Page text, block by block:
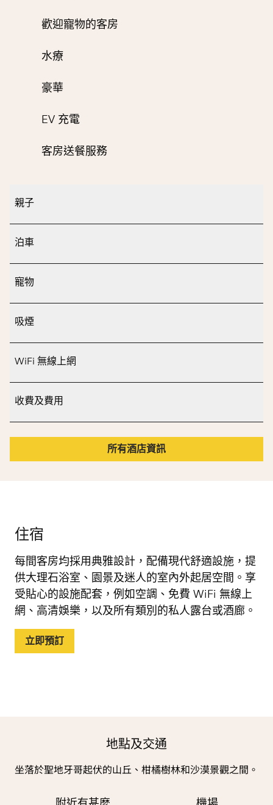
歡迎寵物的客房
水療
豪華
EV 充電
客房送餐服務
親子
泊車
寵物
吸煙
WiFi 無線上網
收費及費用
所有酒店資訊
住宿
每間客房均採用典雅設計，配備現代舒適設施，提
供大理石浴室、園景及迷人的室內外起居空間。享
受貼心的設施配套，例如空調、免費 WiFi 無線上
網、高清娛樂，以及所有類別的私人露台或酒廊。
立即預訂
地點及交通
坐落於聖地牙哥起伏的山丘、柑橘樹林和沙漠景觀之間。